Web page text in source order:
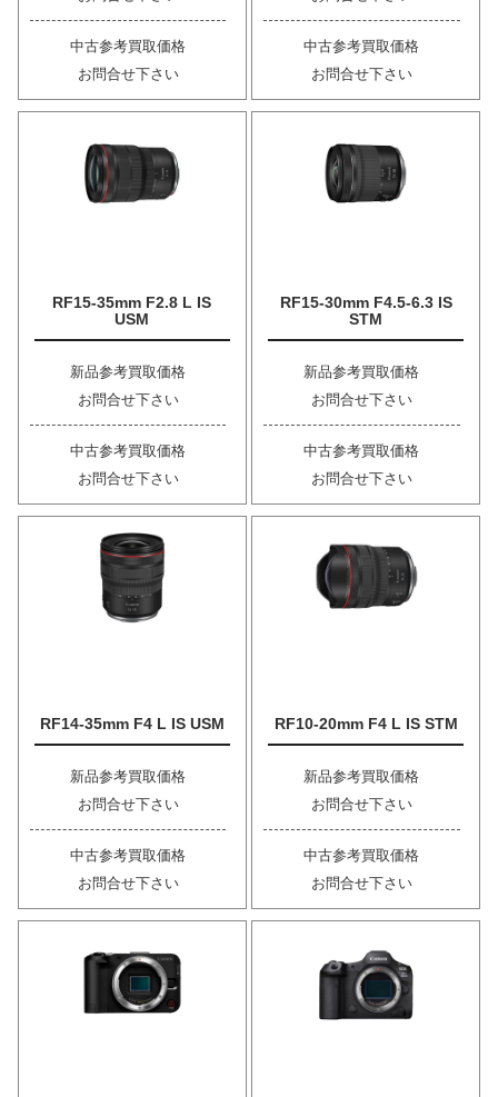
中古参考買取価格
お問合せ下さい
中古参考買取価格
お問合せ下さい
RF15-35mm F2.8 L IS
USM
新品参考買取価格
お問合せ下さい
中古参考買取価格
お問合せ下さい
RF15-30mm F4.5-6.3 IS
STM
新品参考買取価格
お問合せ下さい
中古参考買取価格
お問合せ下さい
RF14-35mm F4 L IS USM
新品参考買取価格
お問合せ下さい
中古参考買取価格
お問合せ下さい
RF10-20mm F4 L IS STM
新品参考買取価格
お問合せ下さい
中古参考買取価格
お問合せ下さい